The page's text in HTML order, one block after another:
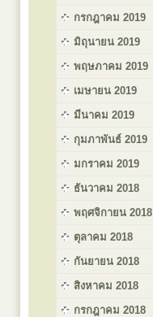
กรกฎาคม 2019
มิถุนายน 2019
พฤษภาคม 2019
เมษายน 2019
มีนาคม 2019
กุมภาพันธ์ 2019
มกราคม 2019
ธันวาคม 2018
พฤศจิกายน 2018
ตุลาคม 2018
กันยายน 2018
สิงหาคม 2018
กรกฎาคม 2018